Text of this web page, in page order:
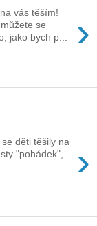
›
vás těším!
se
jako bych p...
›
děti těšily na
"pohádek",